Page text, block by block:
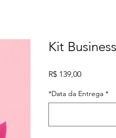
Kit
R$ 139,00Preço
*Data da Entrega *